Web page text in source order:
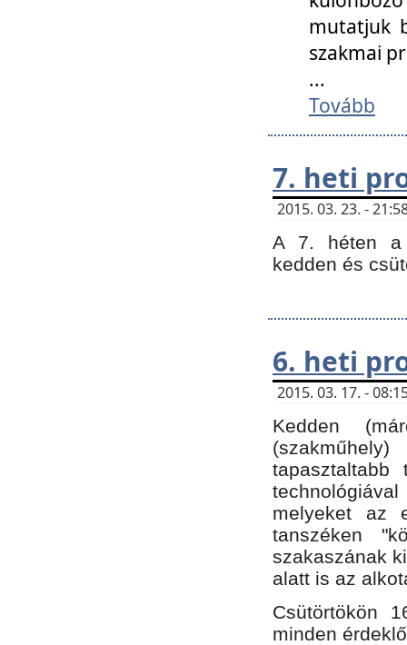
mutatjuk
szakmai
...
Tovább
7. heti
2015. 03. 23. -
A 7. héten a
kedden és
6. heti
2015. 03. 17. -
Kedden
tapasztaltabb
melyeket az
tanszéken
szakaszának
alatt is az
Csütörtökön
minden